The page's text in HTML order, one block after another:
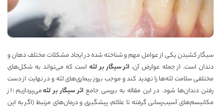
سیگار کشیدن یکی از عوامل مهم و شناخته شده در ایجاد مشکلات مختلف دهان و
دندان است. از جمله عوارض آن، اثر سیگار بر لثه است که می‌تواند به شکل‌های
مختلفی سلامت لثه‌ها را تهدید کند و موجب بروز بیماری‌های لثه و در نهایت از دست
رفتن دندان‌ها شود. در این مقاله به بررسی جامع اثر سیگار بر لثهمی‌پردازیم؛ از
مکانیسم‌های آسیب‌رسانی گرفته تا علائم، پیشگیری و درمان‌های مرتبط (اگر به این